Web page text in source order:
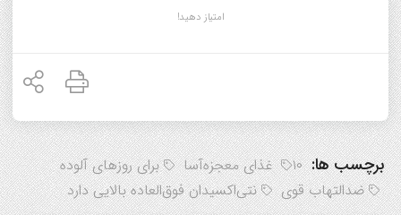
امتیاز دهید!
برچسب ها: ۱۰ غذای معجزه‌آسا
برای روزهای آلوده
ضدالتهاب قوی
نتی‌اکسیدان فوق‌العاده بالایی دارد